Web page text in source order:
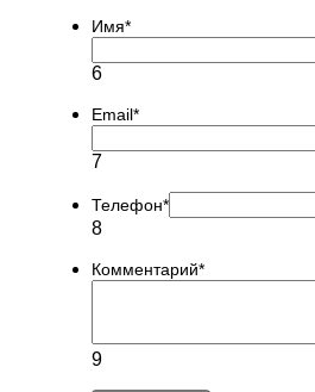
Имя*
6
Email*
7
Телефон*
8
Комментарий*
9